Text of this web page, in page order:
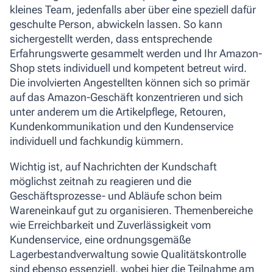
kleines Team, jedenfalls aber über eine speziell dafür
geschulte Person, abwickeln lassen. So kann
sichergestellt werden, dass entsprechende
Erfahrungswerte gesammelt werden und Ihr Amazon-
Shop stets individuell und kompetent betreut wird.
Die involvierten Angestellten können sich so primär
auf das Amazon-Geschäft konzentrieren und sich
unter anderem um die Artikelpflege, Retouren,
Kundenkommunikation und den Kundenservice
individuell und fachkundig kümmern.
Wichtig ist, auf Nachrichten der Kundschaft
möglichst zeitnah zu reagieren und die
Geschäftsprozesse- und Abläufe schon beim
Wareneinkauf gut zu organisieren. Themenbereiche
wie Erreichbarkeit und Zuverlässigkeit vom
Kundenservice, eine ordnungsgemäße
Lagerbestandverwaltung sowie Qualitätskontrolle
sind ebenso essenziell, wobei hier die Teilnahme am